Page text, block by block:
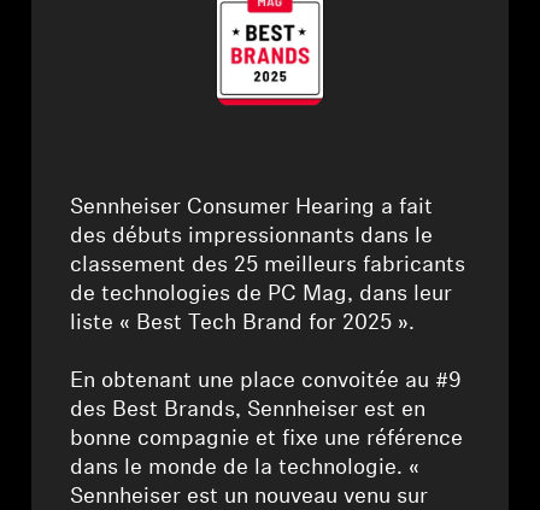
Audition par catégorie
Casques audio pour TV
Ressources audition
Pièces et accessoires d'origine pour l'audition
Barres de son
⁠Sennheiser Consumer Hearing a fait
des débuts impressionnants dans le
classement des 25 meilleurs fabricants
de technologies de PC Mag, dans leur
liste « Best Tech Brand for 2025 ».
⁠En obtenant une place convoitée au #9
des Best Brands, Sennheiser est en
bonne compagnie et fixe une référence
dans le monde de la technologie. «
Sennheiser est un nouveau venu sur